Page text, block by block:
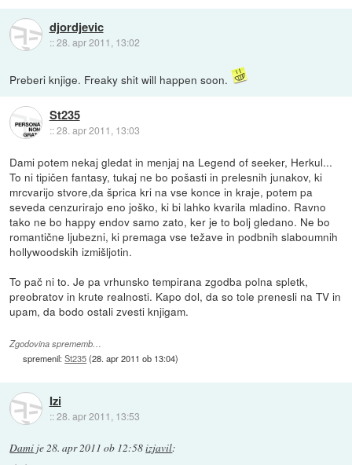
djordjevic
::28. apr 2011, 13:02
Preberi knjige. Freaky shit will happen soon.
St235
::28. apr 2011, 13:03
Dami potem nekaj gledat in menjaj na Legend of seeker, Herkul...
To ni tipičen fantasy, tukaj ne bo pošasti in prelesnih junakov, ki
mrcvarijo stvore,da šprica kri na vse konce in kraje, potem pa
seveda cenzurirajo eno joško, ki bi lahko kvarila mladino. Ravno
tako ne bo happy endov samo zato, ker je to bolj gledano. Ne bo
romantične ljubezni, ki premaga vse težave in podbnih slaboumnih
hollywoodskih izmišljotin.
To pač ni to. Je pa vrhunsko tempirana zgodba polna spletk,
preobratov in krute realnosti. Kapo dol, da so tole prenesli na TV in
upam, da bodo ostali zvesti knjigam.
Zgodovina sprememb…
spremenil:St235(28. apr 2011 ob 13:04)
Izi
::28. apr 2011, 13:53
Dami je28. apr 2011 ob 12:58izjavil: